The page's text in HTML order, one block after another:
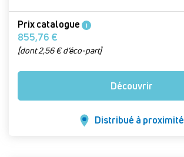
Prix catalogue i
855,76 €
[dont 2,56 € d’éco-part]
Découvrir
Distribué à proximité